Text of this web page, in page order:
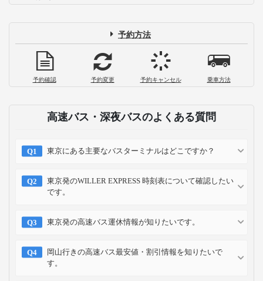
予約方法
予約確認 予約変更 予約キャンセル 乗車方法
高速バス・深夜バスのよくある質問
東京にある主要なバスターミナルはどこですか？
東京発のWILLER EXPRESS 時刻表について確認したい
です。
東京発の高速バス運休情報が知りたいです。
岡山行きの高速バス最安値・割引情報を知りたいで
す。